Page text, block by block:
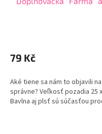
79 Kč
Aké tiene sa nám to objavili
správne? Veľkosť pozadia 25
Bavlna aj plsť sú súčasťou